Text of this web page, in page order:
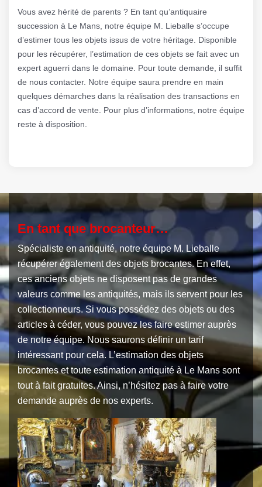
Vous avez hérité de parents ? En tant qu’antiquaire
succession à Le Mans, notre équipe M. Lieballe s’occupe
d’estimer tous les objets issus de votre héritage. Disponible
pour les récupérer, l’estimation de ces objets se fait avec un
expert aguerri dans le domaine. Pour toute demande, il suffit
de nous contacter. Notre équipe saura prendre en main
quelques démarches dans la réalisation des transactions en
cas d’accord de vente. Pour plus d’informations, notre équipe
reste à disposition.
En tant que brocanteur…
Spécialiste en antiquité, notre équipe M. Lieballe
récupérer également des objets brocantes. En effet,
ces anciens objets ne disposent pas de grandes
valeurs comme les antiquités, mais ils servent pour les
collectionneurs. Si vous possédez des objets ou des
articles à céder, vous pouvez les faire estimer auprès
de notre équipe. Nous saurons définir un tarif
intéressant pour cela. L’estimation des objets
brocantes et toute estimation antiquité à Le Mans sont
tout à fait gratuites. Ainsi, n’hésitez pas à faire votre
demande auprès de nos experts.